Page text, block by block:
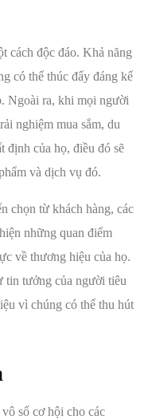
cách độc đáo. Khả năng
có thể thúc đẩy đáng kể
Ngoài ra, khi mọi người
nghiệm mua sắm, du
định của họ, điều đó sẽ
và dịch vụ đó.
chọn từ khách hàng, các
những quan điểm
về thương hiệu của họ.
tin tưởng của người tiêu
vì chúng có thể thu hút
số cơ hội cho các